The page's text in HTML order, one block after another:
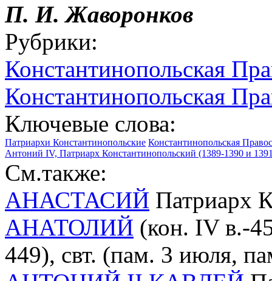
П. И. Жаворонков
Рубрики:
Константинопольская
Константинопольская
Ключевые слова:
Патриархи Константинопольские Константинопольская
Антоний IV, Патриарх Константинопольский (1389-1390 и
См.также:
АНАСТАСИЙ Патриарх
АНАТОЛИЙ (кон. IV в.-
449), свт. (пам. 3 июля,